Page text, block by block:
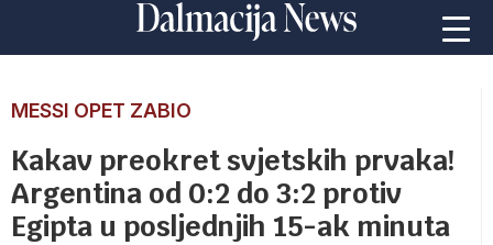
MESSI OPET ZABIO
Kakav preokret svjetskih prvaka!
Argentina od 0:2 do 3:2 protiv
Egipta u posljednjih 15-ak minuta